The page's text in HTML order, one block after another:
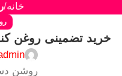
خانه
خرید تضمینی روغن کنجد اصل در
روشن